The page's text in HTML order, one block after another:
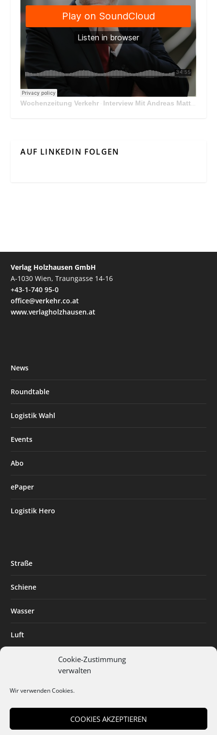
Cookie-Zustimmung
verwalten
Wir verwenden Cookies.
COOKIES AKZEPTIEREN
Wochenzeitung Verkehr · Interview Mit Andreas Matthä, CEO der ÖBB Holding
AUF LINKEDIN FOLGEN
Verlag Holzhausen GmbH
A-1030 Wien, Traungasse 14-16
+43-1-740 95-0
office@verkehr.co.at
www.verlagholzhausen.at
News
Roundtable
Logistik Wahl
Events
Abo
ePaper
Logistik Hero
Straße
Schiene
Wasser
Luft
Digitalisierung